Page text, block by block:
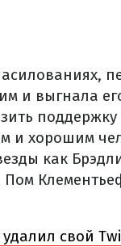
и выгнала
и хорошим
как
Пом
свой